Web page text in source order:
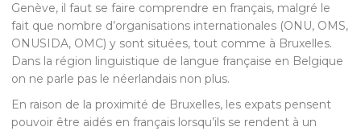
Genève, il faut se faire comprendre en français, malgré le
fait que nombre d’organisations internationales (ONU, OMS,
ONUSIDA, OMC) y sont situées, tout comme à Bruxelles.
Dans la région linguistique de langue française en Belgique
on ne parle pas le néerlandais non plus.
En raison de la proximité de Bruxelles, les expats pensent
pouvoir être aidés en français lorsqu’ils se rendent à un